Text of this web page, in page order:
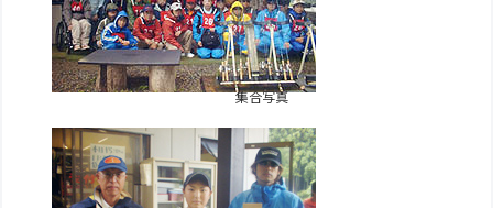
集合写真